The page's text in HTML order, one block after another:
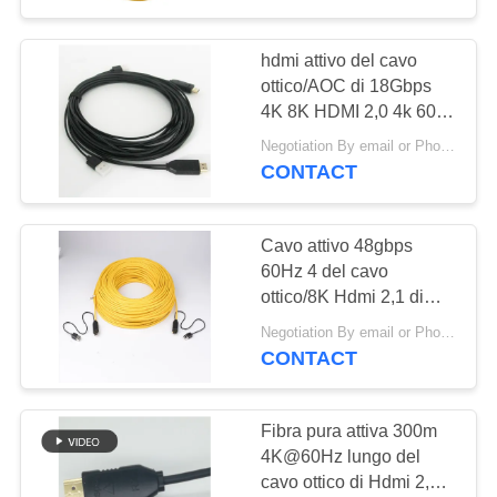
CONTROLLO
QUALITÀ
CONTATTICI
RICHIEDA
CITAZIONE
VR
MAPPA
hdmi attivo del cavo
ottico/AOC di 18Gbps
4K 8K HDMI 2,0 4k 60hz
50 metri
Negotiation By email or Phone Call MOQ:Dire di MOQ è 10pcs
CONTACT
Cavo attivo 48gbps
60Hz 4 del cavo
ottico/8K Hdmi 2,1 di
HDMI 2,1 4K 8K HDMI 4
4
CONTACT
Fibra pura attiva 300m
4K@60Hz lungo del
cavo ottico di Hdmi 2,0 4